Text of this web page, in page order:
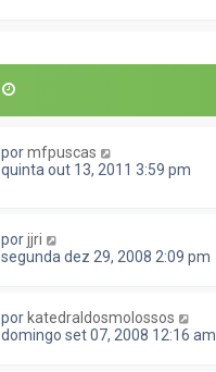
pormfpuscas
quinta out 13, 2011 3:59 pm
porjjri
segunda dez 29, 2008 2:09 pm
por katedraldosmolossos
domingo set 07, 2008 12:16 am